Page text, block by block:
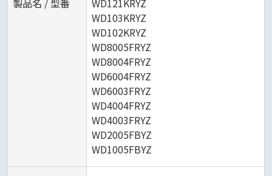
製品名 / 型番
WD121KRYZ
WD103KRYZ
WD102KRYZ
WD8005FRYZ
WD8004FRYZ
WD6004FRYZ
WD6003FRYZ
WD4004FRYZ
WD4003FRYZ
WD2005FBYZ
WD1005FBYZ